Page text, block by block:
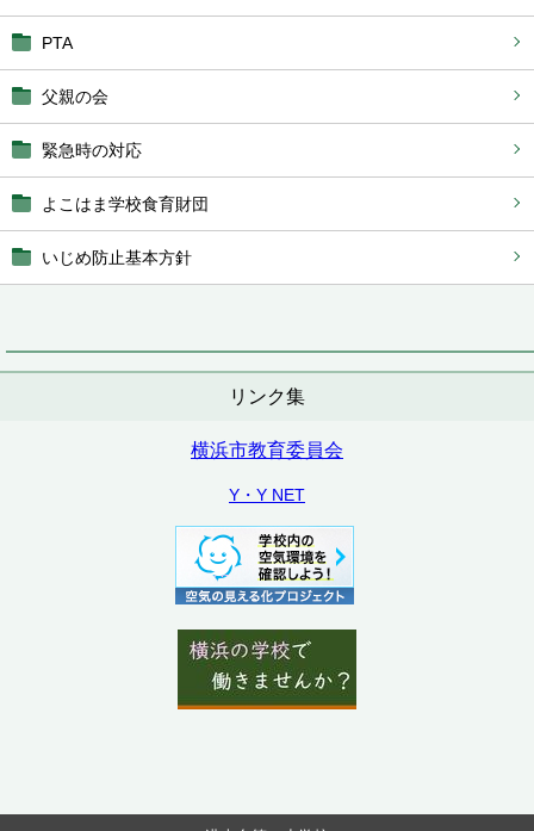
PTA
父親の会
緊急時の対応
よこはま学校食育財団
いじめ防止基本方針
リンク集
横浜市教育委員会
Y・Y NET